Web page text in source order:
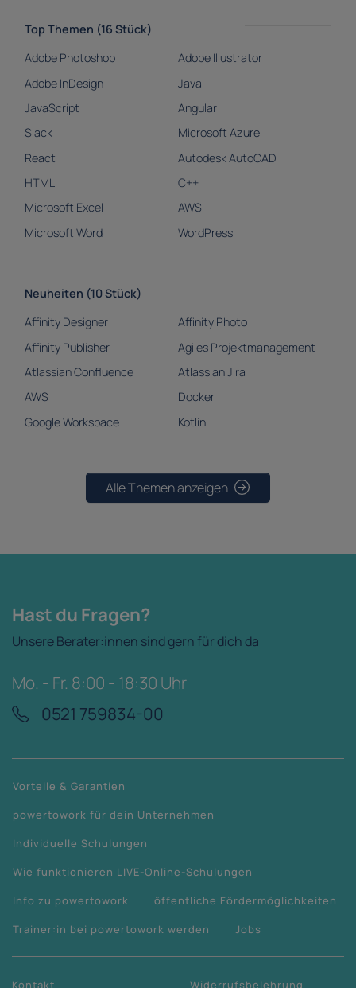
Top Themen (16 Stück)
Adobe Photoshop
Adobe Illustrator
Adobe InDesign
Java
JavaScript
Angular
Slack
Microsoft Azure
React
Autodesk AutoCAD
HTML
C++
Microsoft Excel
AWS
Microsoft Word
WordPress
Neuheiten (10 Stück)
Affinity Designer
Affinity Photo
Affinity Publisher
Agiles Projektmanagement
Atlassian Confluence
Atlassian Jira
AWS
Docker
Google Workspace
Kotlin
Alle Themen anzeigen
Hast du Fragen?
Unsere Berater:innen sind gern für dich da
Mo. - Fr. 8:00 - 18:30 Uhr
0521 759834-00
Vorteile & Garantien
powertowork für dein Unternehmen
Individuelle Schulungen
Wie funktionieren LIVE-Online-Schulungen
Info zu powertowork
öffentliche Fördermöglichkeiten
Trainer:in bei powertowork werden
Jobs
Kontakt Widerrufsbelehrung